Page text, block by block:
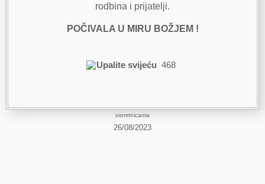
rodbina i prijatelji.
POČIVALA U MIRU BOŽJEM !
Upalite svijeću 468
osmrtnicama
26/08/2023